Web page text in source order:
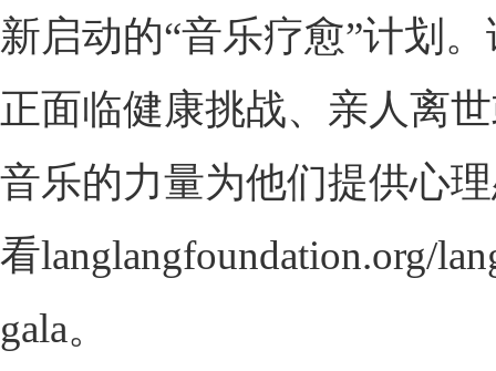
新启动的“音乐疗愈”计划
正面临健康挑战、亲人离
音乐的力量为他们提供心
看langlangfoundation.org/
gala。